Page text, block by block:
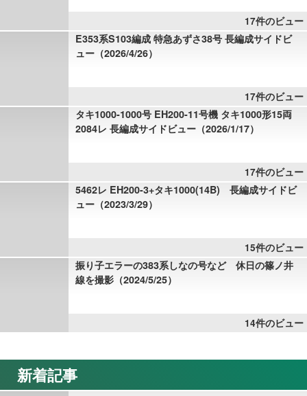
17件のビュー
E353系S103編成 特急あずさ38号 長編成サイドビ
ュー（2026/4/26）
17件のビュー
タキ1000-1000号 EH200-11号機 タキ1000形15両
2084レ 長編成サイドビュー（2026/1/17）
17件のビュー
5462レ EH200-3+タキ1000(14B) 長編成サイドビ
ュー（2023/3/29）
15件のビュー
振り子エラーの383系しなの号など 休日の篠ノ井
線を撮影（2024/5/25）
14件のビュー
新着記事